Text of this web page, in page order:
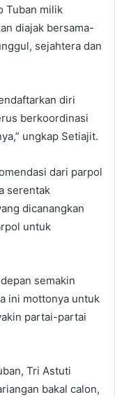
Tuban milik
diajak bersama-
sejahtera dan
diri
berkoordinasi
ungkap Setiajit.
dari parpol
serentak
dicanangkan
untuk
semakin
ini mottonya untuk
partai-partai
Tri Astuti
bakal calon,